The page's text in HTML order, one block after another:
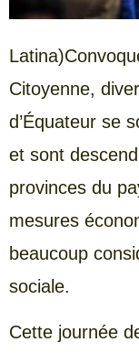
Citoyenne,
d’Équateur se
et sont
provinces du
mesures
beaucoup
sociale.
Cette journée